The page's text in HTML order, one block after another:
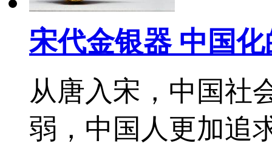
宋代金银器 中国化
从唐入宋，中国社
弱，中国人更加追